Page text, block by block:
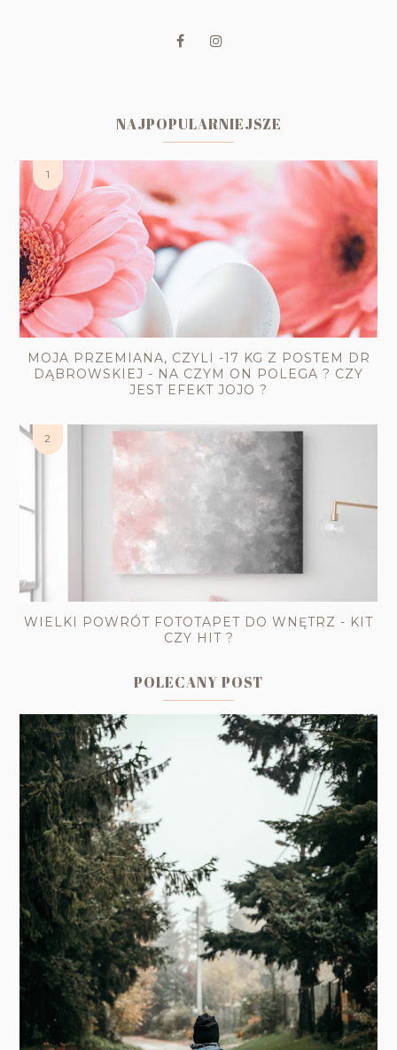
NAJPOPULARNIEJSZE
MOJA PRZEMIANA, CZYLI -17 KG Z POSTEM DR
DĄBROWSKIEJ - NA CZYM ON POLEGA ? CZY
JEST EFEKT JOJO ?
WIELKI POWRÓT FOTOTAPET DO WNĘTRZ - KIT
CZY HIT ?
POLECANY POST